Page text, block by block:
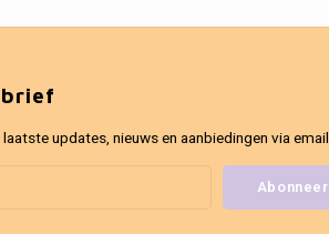
updates, nieuws en aanbiedingen via email
Abonneer